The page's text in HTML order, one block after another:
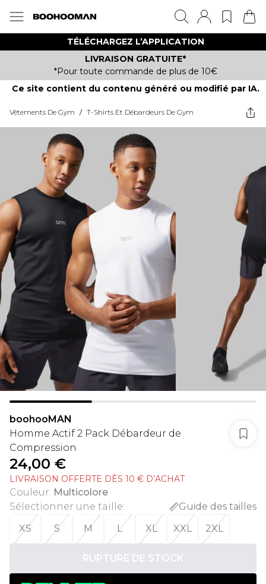
TÉLÉCHARGEZ L’APPLICATION
LIVRAISON GRATUITE*
*Pour toute commande de plus de 10€
Ce site contient du contenu généré ou modifié par IA.
Vêtements De Gym / T-Shirts Et Débardeurs De Gym
boohooMAN
Homme Actif 2 Pack Débardeur de
Compression
24,00 €
LIVRAISON OFFERTE DÈS 10 € D’ACHAT
Couleur: Multicolore
Sélectionner une taille:
Guide des tailles
XS
S M L XL XXL 2XL
RUPTURE DE STOCK